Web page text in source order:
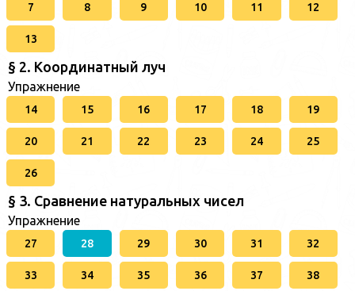
7 8 9 10 11 12
13
§ 2. Координатный луч
Упражнение
14 15 16 17 18 19
20 21 22 23 24 25
26
§ 3. Сравнение натуральных чисел
Упражнение
27 28 29 30 31 32
33 34 35 36 37 38